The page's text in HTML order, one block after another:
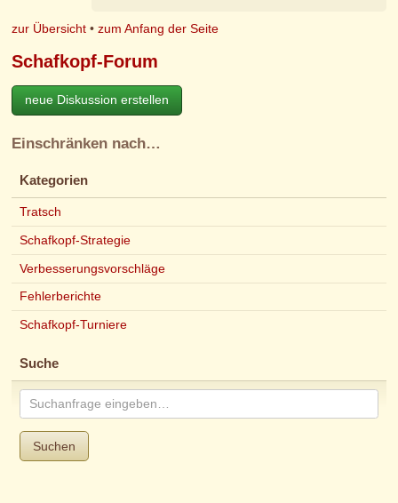
zur Übersicht •zum Anfang der Seite
Schafkopf-Forum
neue Diskussion erstellen
Einschränken nach…
Kategorien
Tratsch
Schafkopf-Strategie
Verbesserungsvorschläge
Fehlerberichte
Schafkopf-Turniere
Suche
Suchen